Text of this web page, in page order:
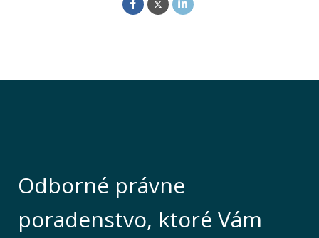
Odborné právne
poradenstvo, ktoré Vám